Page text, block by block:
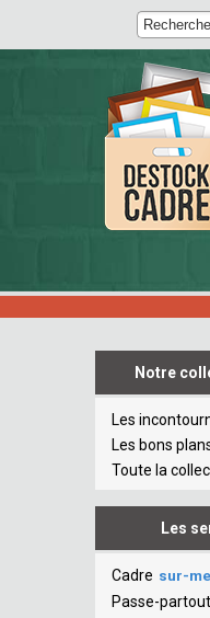
Notre
Les
Les bons
Toute la
Les
Cadre sur-
Passe-partout